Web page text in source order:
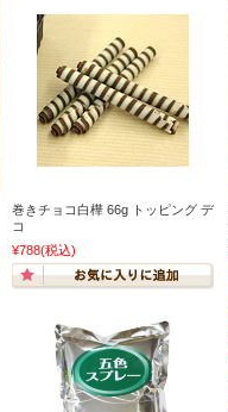
巻きチョコ白樺 66g トッピング デ
コ
¥788(税込)